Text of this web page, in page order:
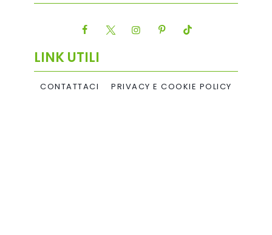
LINK UTILI
CONTATTACI PRIVACY E COOKIE POLICY